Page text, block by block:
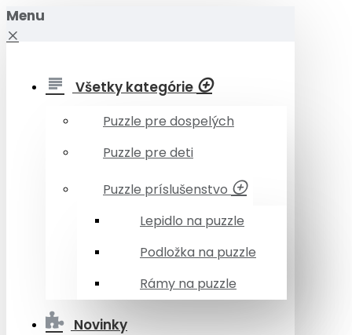
Menu
Všetky kategórie
Puzzle pre dospelých
Puzzle pre deti
Puzzle príslušenstvo
Lepidlo na puzzle
Podložka na puzzle
Rámy na puzzle
Novinky